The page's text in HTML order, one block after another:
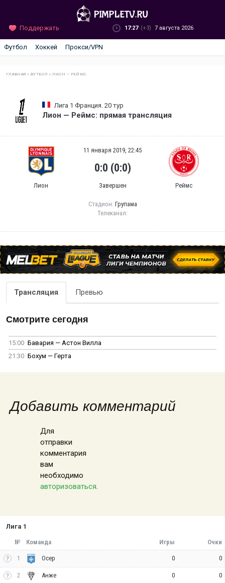
Поддержать 17:27 (+3) 7 августа 2026
Футбол Хоккей Прокси/VPN
ГЛАВНАЯ »ФУТБОЛ » ЛИОН — РЕЙМС
Лига 1 Франция. 20 тур
Лион — Реймс: прямая трансляция
Лион
11 января 2019, 22:45
0:0 (0:0)
Завершен Реймс
Стадион: Групама
Телеканал:
Трансляция Превью
Смотрите сегодня
15:00 Бавария — Астон Вилла
21:30 Бохум — Герта
Добавить комментарий
Для
отправки
комментария
вам
необходимо
авторизоваться.
Лига 1
№ Команда Игры Очки
1 Осер 0 0
2 Анже 0 0